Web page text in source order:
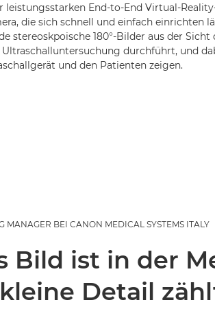
leistungsstarken End-to-End Virtual-
die sich schnell und einfach einrichten
stereoskpoische 180°-Bilder aus der
Ultraschalluntersuchung durchführt, und
und den Patienten zeigen.
BEI CANON MEDICAL SYSTEMS ITALY
Bild ist in der
Detail